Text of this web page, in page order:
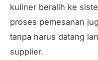
kuliner beralih ke
proses pemesanan
tanpa harus datang
supplier.